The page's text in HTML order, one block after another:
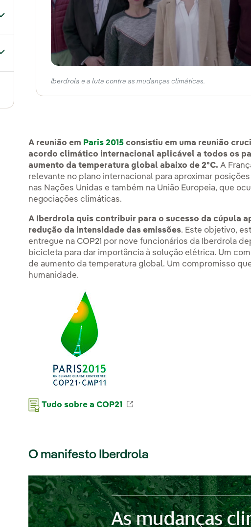
submenu de Cadeia de valor sustentável
submenu de Gestão de sustentabilidade
Iberdrola e a luta contra as mudanças climáticas.
A reunião em Paris 2015 consistiu em uma reunião
acordo climático internacional aplicável a todos os
aumento da temperatura global abaixo de 2ºC.A
relevante no plano internacional para aproximar
nas Nações Unidas e também na União Europeia, que
negociações climáticas.
A Iberdrola quis contribuir para o sucesso da cúpula
redução da intensidade das emissões. Este objetivo,
entregue na COP21 por nove funcionários da Iberdrola
bicicleta para dar importância à solução elétrica. Um
de aumento da temperatura global. Um compromisso
humanidade.
Tudo sobre a COP21 Enlace externo, se abre en
O manifesto Iberdrola